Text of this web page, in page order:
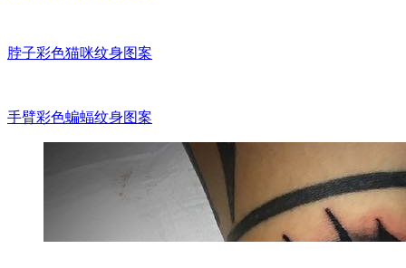
脖子彩色猫咪纹身图案
手臂彩色蝙蝠纹身图案